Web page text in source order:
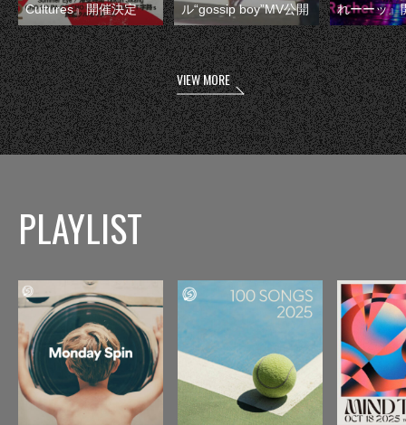
Cultures』開催決定
ル“gossip boy”MV公開
れーーッ』
VIEW MORE
PLAYLIST